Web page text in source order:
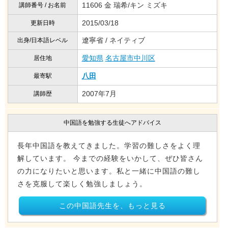
講師番号 / お名前 11606 金 瑞希/キン ミズキ
更新日時 2015/03/18
出身/日本語レベル 遼寧省 / ネイティブ
居住地 愛知県 名古屋市中川区
最寄駅 八田
講師歴 2007年7月
中国語を勉強する生徒へアドバイス
長年中国語を教えてきました。学習の難しさをよく理
解しています。 今までの経験をいかして、ぜひ皆さん
の力になりたいと思います。私と一緒に中国語の難し
さを克服して楽しく勉強しましょう。
この中国語先生を、もっと見る